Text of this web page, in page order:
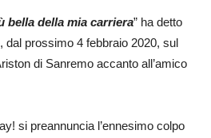
bella della mia carriera” ha detto
dal prossimo 4 febbraio 2020, sul
di Sanremo accanto all’amico
si preannuncia l’ennesimo colpo